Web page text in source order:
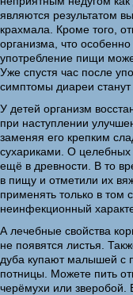
являются результатом
крахмала. Кроме того,
организма, что
употребление пищи
Уже спустя час после
симптомы диареи
У детей организм
при наступлении
заменяя его крепким
сухариками. О целебных
ещё в древности. В то
в пищу и отметили их
применять только в том
неинфекционный
А лечебные свойства
не появятся листья.
дуба купают малышей с
потницы. Можете пить
черёмухи или